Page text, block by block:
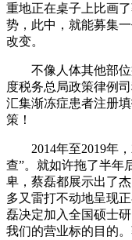
重地正在桌子上比画
势，此中，就能募集
改变。
不像人体其他部位
度税务总局政策律例
汇集渐冻症患者注册
策！
2014年至2019年，
查”。就如许拖了半年
卑，蔡磊都展示出了
多又雷打不动地呈现
磊决定加入全国硕士
我们的营业标的目的。